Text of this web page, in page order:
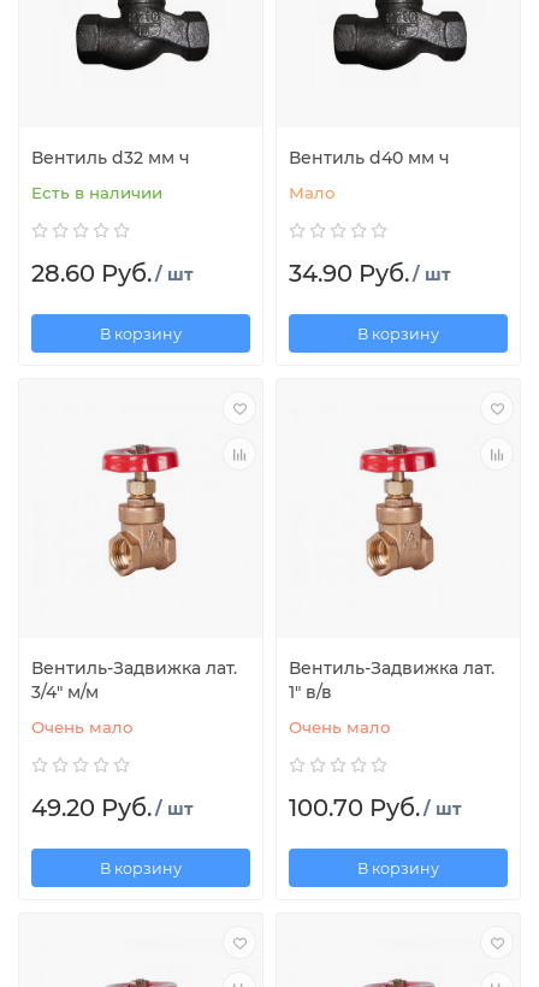
Вентиль d32 мм ч
Есть в наличии
28.60 Руб./ шт
В корзину
Вентиль d40 мм ч
Мало
34.90 Руб./ шт
В корзину
Вентиль-Задвижка лат.
3/4" м/м
Очень мало
49.20 Руб./ шт
В корзину
Вентиль-Задвижка лат.
1" в/в
Очень мало
100.70 Руб./ шт
В корзину